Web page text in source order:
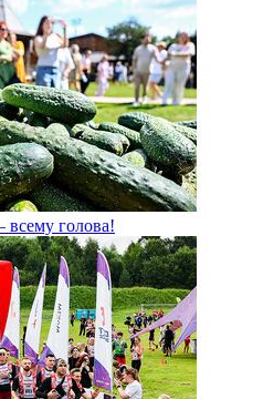
всему голова!